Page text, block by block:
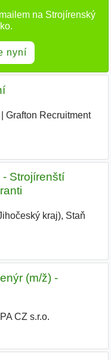
na Strojírenský
nyní
Grafton Recruitment
Strojírenští
kraj), Staň
(m/ž) -
CZ s.r.o.